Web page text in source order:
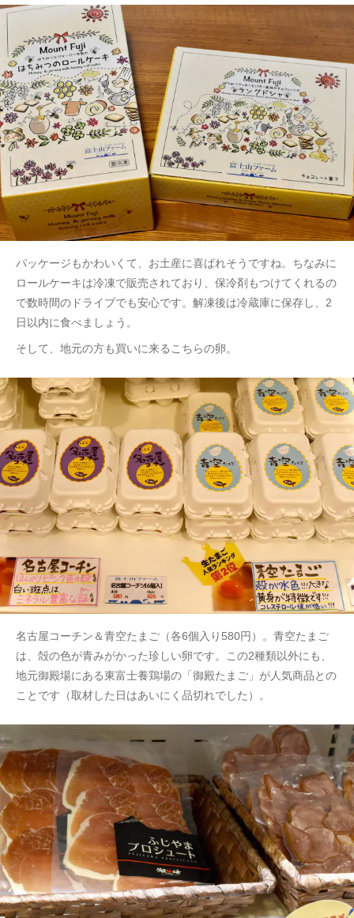
パッケージもかわいくて、お土産に喜ばれそうですね。ちなみに
ロールケーキは冷凍で販売されており、保冷剤もつけてくれるの
で数時間のドライブでも安心です。解凍後は冷蔵庫に保存し、2
日以内に食べましょう。
そして、地元の方も買いに来るこちらの卵。
名古屋コーチン＆青空たまご（各6個入り580円）。青空たまご
は、殻の色が青みがかった珍しい卵です。この2種類以外にも、
地元御殿場にある東富士養鶏場の「御殿たまご」が人気商品との
ことです（取材した日はあいにく品切れでした）。